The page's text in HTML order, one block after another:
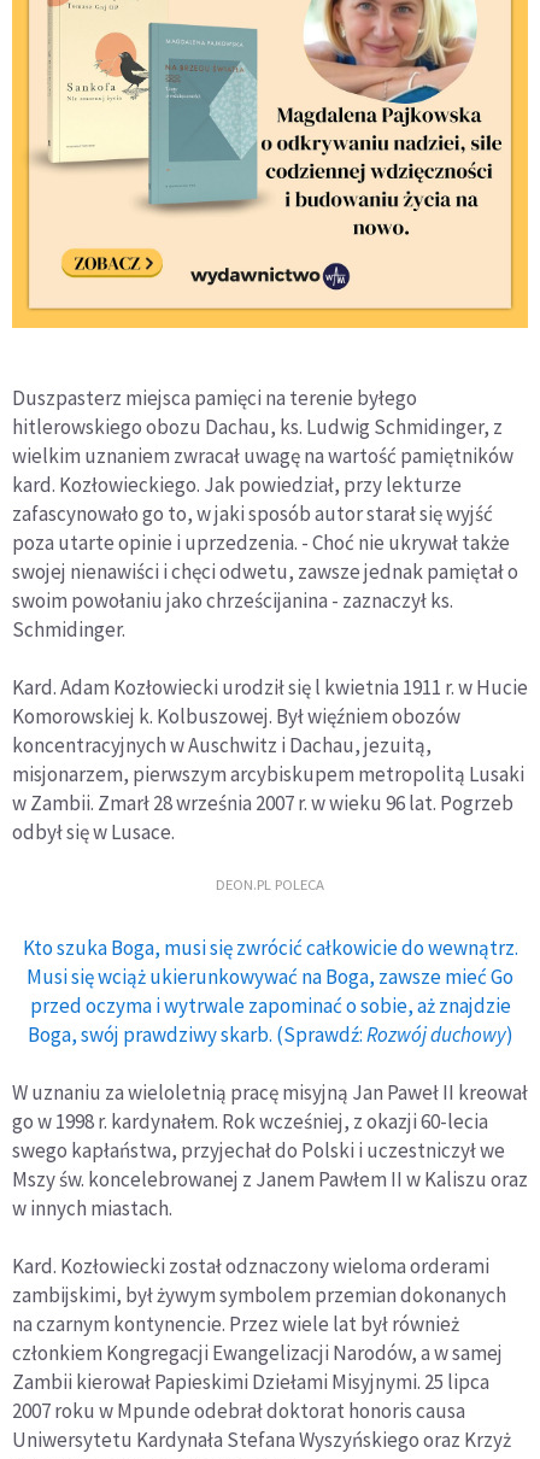
Duszpasterz miejsca pamięci na terenie byłego
hitlerowskiego obozu Dachau, ks. Ludwig Schmidinger, z
wielkim uznaniem zwracał uwagę na wartość pamiętników
kard. Kozłowieckiego. Jak powiedział, przy lekturze
zafascynowało go to, w jaki sposób autor starał się wyjść
poza utarte opinie i uprzedzenia. - Choć nie ukrywał także
swojej nienawiści i chęci odwetu, zawsze jednak pamiętał o
swoim powołaniu jako chrześcijanina - zaznaczył ks.
Schmidinger.
Kard. Adam Kozłowiecki urodził się l kwietnia 1911 r. w Hucie
Komorowskiej k. Kolbuszowej. Był więźniem obozów
koncentracyjnych w Auschwitz i Dachau, jezuitą,
misjonarzem, pierwszym arcybiskupem metropolitą Lusaki
w Zambii. Zmarł 28 września 2007 r. w wieku 96 lat. Pogrzeb
odbył się w Lusace.
DEON.PL POLECA
Kto szuka Boga, musi się zwrócić całkowicie do wewnątrz.
Musi się wciąż ukierunkowywać na Boga, zawsze mieć Go
przed oczyma i wytrwale zapominać o sobie, aż znajdzie
Boga, swój prawdziwy skarb. (Sprawdź:Rozwój duchowy)
W uznaniu za wieloletnią pracę misyjną Jan Paweł II kreował
go w 1998 r. kardynałem. Rok wcześniej, z okazji 60-lecia
swego kapłaństwa, przyjechał do Polski i uczestniczył we
Mszy św. koncelebrowanej z Janem Pawłem II w Kaliszu oraz
w innych miastach.
Kard. Kozłowiecki został odznaczony wieloma orderami
zambijskimi, był żywym symbolem przemian dokonanych
na czarnym kontynencie. Przez wiele lat był również
członkiem Kongregacji Ewangelizacji Narodów, a w samej
Zambii kierował Papieskimi Dziełami Misyjnymi. 25 lipca
2007 roku w Mpunde odebrał doktorat honoris causa
Uniwersytetu Kardynała Stefana Wyszyńskiego oraz Krzyż